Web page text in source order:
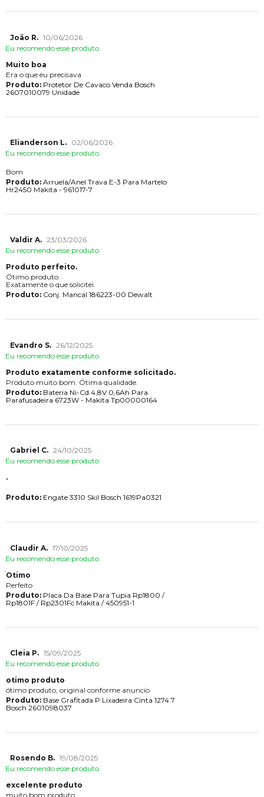
João R. 10/06/2026
Eu recomendo esse produto.
Muito boa
Era o que eu precisava
Produto:Protetor De Cavaco Venda Bosch
2607010079 Unidade
Elianderson L.
02/06/2026
Eu recomendo esse produto.
Bom
Produto:Arruela/Anel Trava E-3 Para Martelo
Hr2450 Makita - 961017-7
Valdir A. 23/03/2026
Eu recomendo esse produto.
Produto perfeito.
Ótimo produto.
Exatamente o que solicitei.
Produto:Conj. Mancal 186223-00 Dewalt
Evandro S. 26/12/2025
Eu recomendo esse produto.
Produto exatamente conforme solicitado.
Produto muito bom. Ótima qualidade.
Produto:Bateria Ni-Cd 4,8V 0,6Ah Para
Parafusadeira 6723W - Makita Tp00000164
Gabriel C. 24/10/2025
Eu recomendo esse produto.
.
.
Produto:Engate 3310 Skil Bosch 1619Pa0321
Claudir A. 17/10/2025
Eu recomendo esse produto.
Otimo
Perfeito
Produto:Placa Da Base Para Tupia Rp1800 /
Rp1801F / Rp2301Fc Makita / 450951-1
Cleia P. 15/09/2025
Eu recomendo esse produto.
otimo produto
ótimo produto, original conforme anuncio
Produto:Base Grafitada P Lixadeira Cinta 1274.7
Bosch 2601098037
Rosendo B. 19/08/2025
Eu recomendo esse produto.
excelente produto
muito bom produto